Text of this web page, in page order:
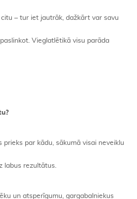
– tur iet jautrāk, dažkārt var savu
Vieglatlētikā visu parāda
prieks par kādu, sākumā visai neveiklu
labus rezultātus.
un atsperīgumu, gargabalniekus